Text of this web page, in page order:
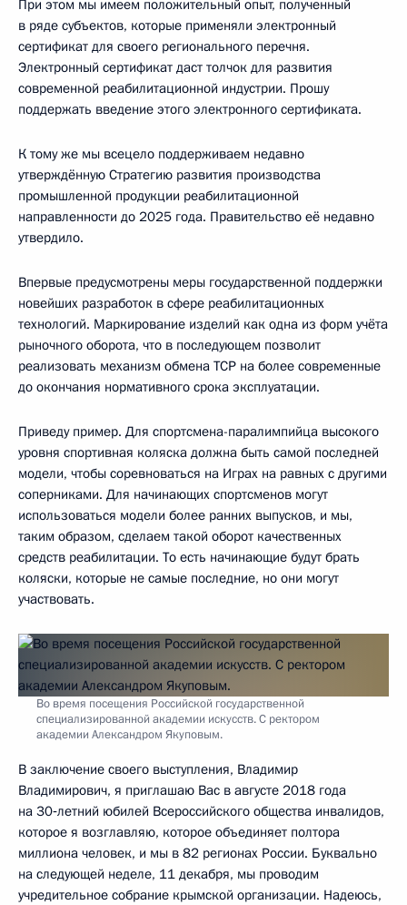
При этом мы имеем положительный опыт, полученный
в ряде субъектов, которые применяли электронный
сертификат для своего регионального перечня.
Электронный сертификат даст толчок для развития
современной реабилитационной индустрии. Прошу
поддержать введение этого электронного сертификата.
К тому же мы всецело поддерживаем недавно
утверждённую Стратегию развития производства
промышленной продукции реабилитационной
направленности до 2025 года. Правительство её недавно
утвердило.
Впервые предусмотрены меры государственной поддержки
новейших разработок в сфере реабилитационных
технологий. Маркирование изделий как одна из форм учёта
рыночного оборота, что в последующем позволит
реализовать механизм обмена ТСР на более современные
до окончания нормативного срока эксплуатации.
Приведу пример. Для спортсмена-паралимпийца высокого
уровня спортивная коляска должна быть самой последней
модели, чтобы соревноваться на Играх на равных с другими
соперниками. Для начинающих спортсменов могут
использоваться модели более ранних выпусков, и мы,
таким образом, сделаем такой оборот качественных
средств реабилитации. То есть начинающие будут брать
коляски, которые не самые последние, но они могут
участвовать.
Во время посещения Российской государственной
специализированной академии искусств. С ректором
академии Александром Якуповым.
В заключение своего выступления, Владимир
Владимирович, я приглашаю Вас в августе 2018 года
на 30‑летний юбилей Всероссийского общества инвалидов,
которое я возглавляю, которое объединяет полтора
миллиона человек, и мы в 82 регионах России. Буквально
на следующей неделе, 11 декабря, мы проводим
учредительное собрание крымской организации. Надеюсь,